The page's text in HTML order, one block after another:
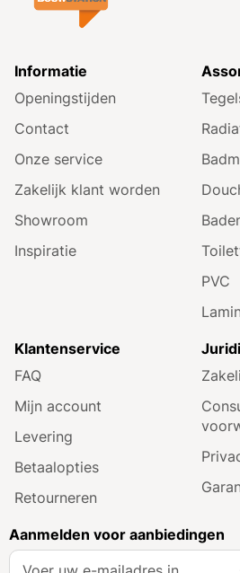
Informatie
Openingstijden
Contact
Onze service
Zakelijk klant worden
Showroom
Inspiratie
PVC
Klantenservice
FAQ
Mijn account
Levering
Betaalopties
Retourneren
Aanmelden voor aanbiedingen
A